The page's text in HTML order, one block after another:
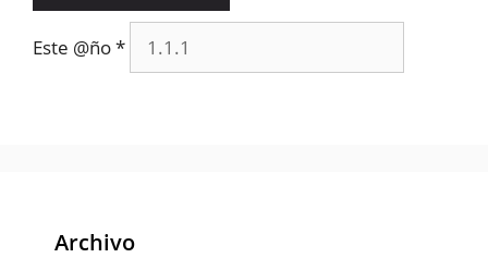
Este @ño*
Archivo